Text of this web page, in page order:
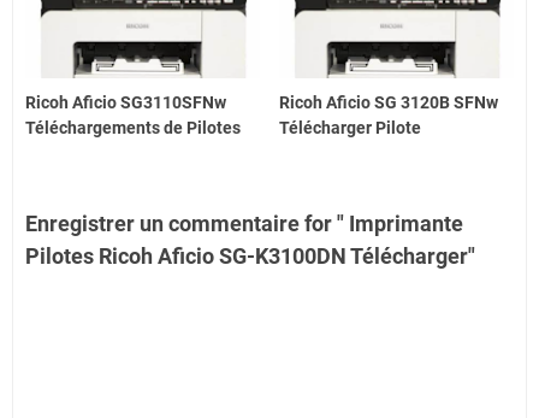
Ricoh Aficio SG3110SFNw
Téléchargements de Pilotes
Ricoh Aficio SG 3120B SFNw
Télécharger Pilote
Enregistrer un commentaire for " Imprimante
Pilotes Ricoh Aficio SG-K3100DN Télécharger"